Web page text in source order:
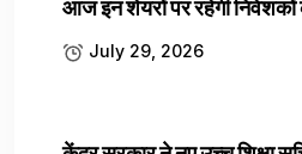
आज इन शेयरों पर रहेगी
July 29, 2026